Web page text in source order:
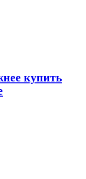
купить